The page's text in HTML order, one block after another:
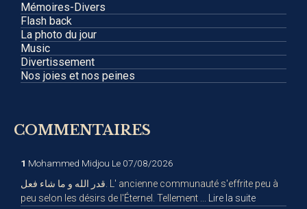
Mémoires-Divers
Flash back
La photo du jour
Music
Divertissement
Nos joies et nos peines
COMMENTAIRES
1 Mohammed Midjou Le 07/08/2026
قدر الله و ما شاء فعل. L' ancienne communauté s'effrite peu à
peu selon les désirs de l'Éternel. Tellement ... Lire la suite